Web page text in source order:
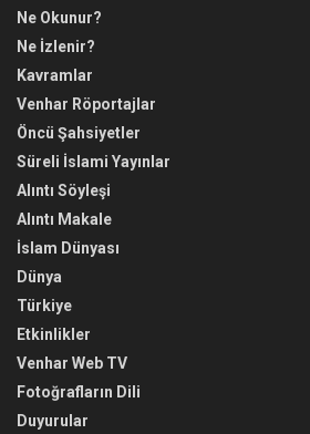
Ne Okunur?
Ne İzlenir?
Kavramlar
Venhar Röportajlar
Öncü Şahsiyetler
Süreli İslami Yayınlar
Alıntı Söyleşi
Alıntı Makale
İslam Dünyası
Dünya
Türkiye
Etkinlikler
Venhar Web TV
Fotoğrafların Dili
Duyurular